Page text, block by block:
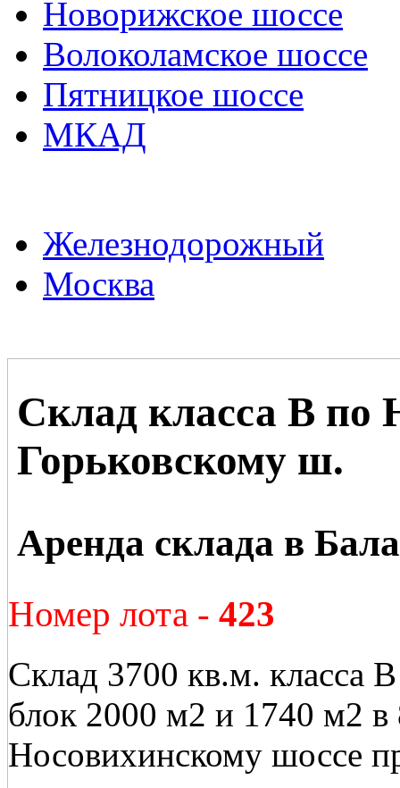
Новорижское шоссе
Волоколамское шоссе
Пятницкое шоссе
МКАД
Железнодорожный
Москва
Склад класса В по
Горьковскому ш.
Аренда склада в
Номер лота - 423
Склад 3700 кв.м. класса
блок 2000 м2 и 1740 м2
Носовихинскому шоссе